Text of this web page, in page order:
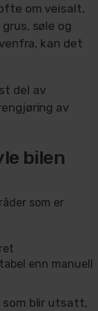
om veisalt,
søle og
kan det
del av
av
bilen
som er
enn manuell
som blir utsatt,